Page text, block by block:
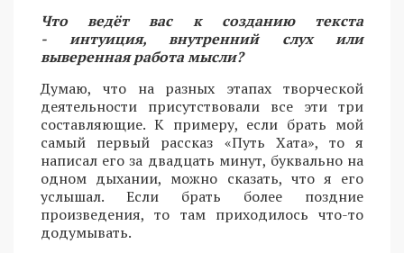
Что ведёт вас к созданию текста
- интуиция, внутренний слух или
выверенная работа мысли?
Думаю, что на разных этапах творческой
деятельности присутствовали все эти три
составляющие. К примеру, если брать мой
самый первый рассказ «Путь Хата», то я
написал его за двадцать минут, буквально на
одном дыхании, можно сказать, что я его
услышал. Если брать более поздние
произведения, то там приходилось что-то
додумывать.